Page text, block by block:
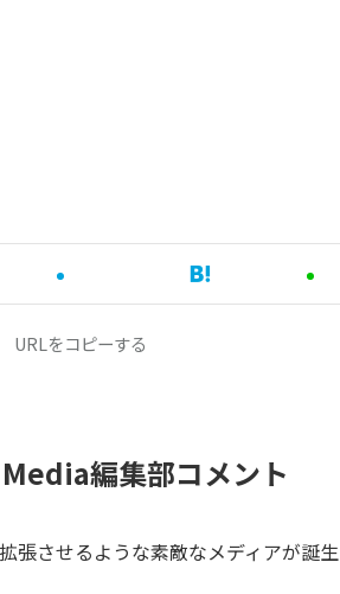
URLをコピーする
編集部コメント
張させるような素敵なメディアが誕